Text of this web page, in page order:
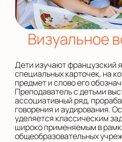
Визуальное
Дети изучают французский
специальных карточек, на
предмет и слово его
Преподаватель с детьми
ассоциативный ряд,
говорения и аудирования.
уделяется классическим
широко применяемым в
общеобразовательных